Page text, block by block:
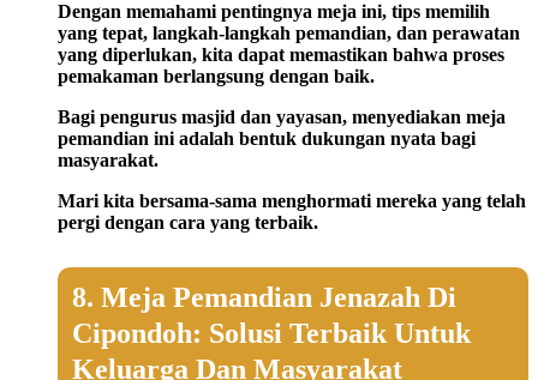
Dengan memahami pentingnya meja ini, tips memilih
yang tepat, langkah-langkah pemandian, dan perawatan
yang diperlukan, kita dapat memastikan bahwa proses
pemakaman berlangsung dengan baik.
Bagi pengurus masjid dan yayasan, menyediakan meja
pemandian ini adalah bentuk dukungan nyata bagi
masyarakat.
Mari kita bersama-sama menghormati mereka yang telah
pergi dengan cara yang terbaik.
8. Meja Pemandian Jenazah Di
Cipondoh: Solusi Terbaik Untuk
Keluarga Dan Masyarakat